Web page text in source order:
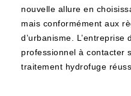
nouvelle allure en
mais conformément aux
d’urbanisme. L’entreprise
professionnel à contacter
traitement hydrofuge